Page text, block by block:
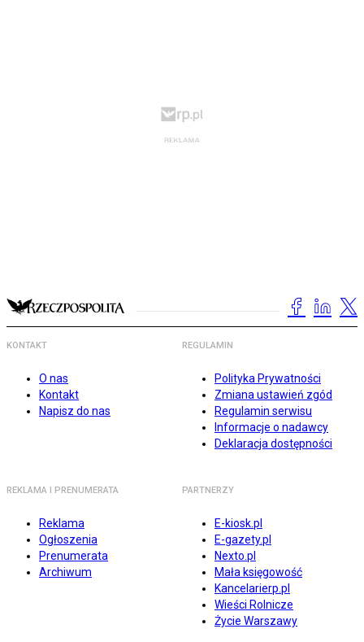
KONTAKT
O nas
Kontakt
Napisz do nas
REGULAMIN
Polityka Prywatności
Zmiana ustawień zgód
Regulamin serwisu
Informacje o nadawcy
Deklaracja dostępności
REKLAMA I PRENUMERATA
Reklama
Ogłoszenia
Prenumerata
Archiwum
PARTNERZY
E-kiosk.pl
E-gazety.pl
Nexto.pl
Mała księgowość
Kancelarierp.pl
Wieści Rolnicze
Życie Warszawy